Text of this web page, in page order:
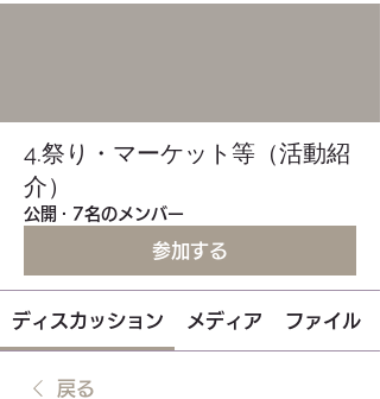
4.祭り・マーケット等（活動紹
介）
公開 · 7名のメンバー
参加する
ディスカッション メディア ファイル
戻る